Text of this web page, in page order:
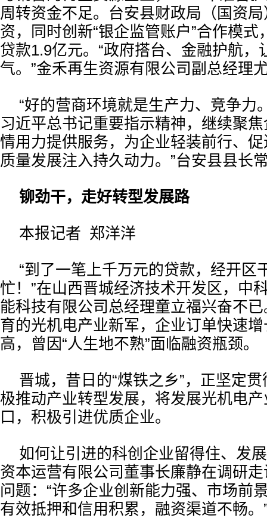
周转资金不足。台安县财政局（国资
资，同时创新“银企监管账户”合作模式
贷款1.9亿元。“政府搭台、金融护航，
气。”金禾再生资源有限公司副总经理
“好的营商环境就是生产力、竞争力
习近平总书记重要指示精神，继续聚
情用力提供服务，为企业轻装前行、
质量发展注入持久动力。”台安县县长
铆劲干，走好转型发展路
本报记者 郑洋洋
“到了一笔上千万元的贷款，经开区
忙！”在山西晋城经济技术开发区，中
能科技有限公司总经理童立福兴奋不
育的光机电产业新军，企业订单快速
高，曾因“人生地不熟”面临融资瓶颈。
晋城，昔日的“煤铁之乡”，正坚定
极推动产业转型发展，将发展光机电
口，积极引进优质企业。
如何让引进的科创企业留得住、发
资本运营有限公司董事长廉静在调研
问题：“许多企业创新能力强、市场前
有效抵押和信用积累，融资渠道不畅。